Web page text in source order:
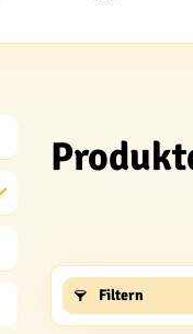
Filtern